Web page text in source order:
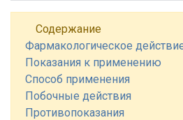
Содержание
Фармакологическое
Показания к применению
Способ применения
Побочные действия
Противопоказания